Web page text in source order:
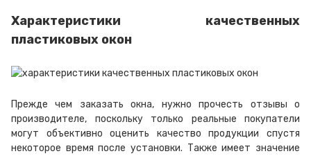
Характеристики качественных
пластиковых окон
Прежде чем заказать окна, нужно прочесть отзывы о
производителе, поскольку только реальные покупатели
могут объективно оценить качество продукции спустя
некоторое время после установки. Также имеет значение